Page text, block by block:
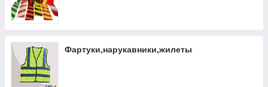
Фартуки,нарукавники,жилеты